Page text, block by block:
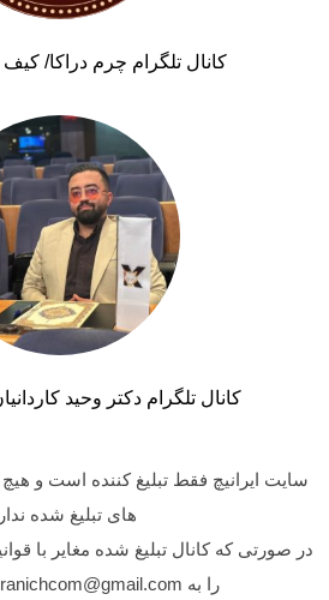
کانال تلگرام چرم دراکا/ کیف
کانال تلگرام دکتر وحید
سایت ایرانیچ فقط تبلیغ کننده است و
های تبلیغ شده
در صورتی که کانال تبلیغ شده مغایر با
را به iranichcom@gmail.com ایمیل نمایید.